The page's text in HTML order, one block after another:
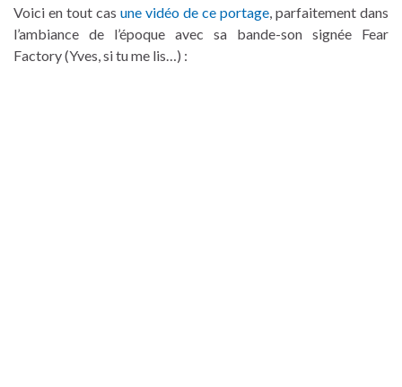
Voici en tout cas une vidéo de ce portage, parfaitement dans
l’ambiance de l’époque avec sa bande-son signée Fear
Factory (Yves, si tu me lis…) :